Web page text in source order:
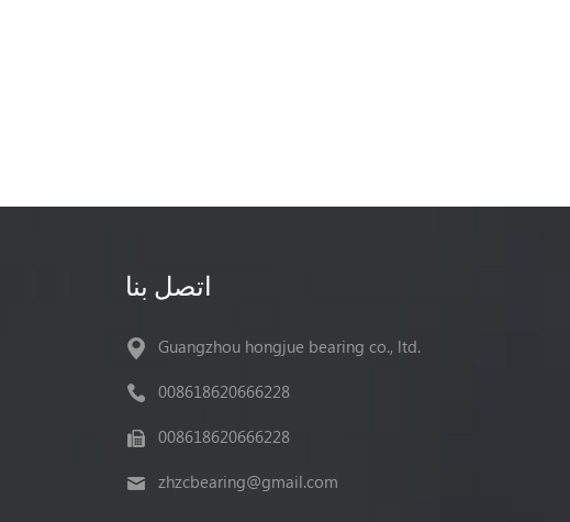
اتصل بنا
Guangzhou hongjue bearing co., ltd.
008618620666228
008618620666228
zhzcbearing@gmail.com